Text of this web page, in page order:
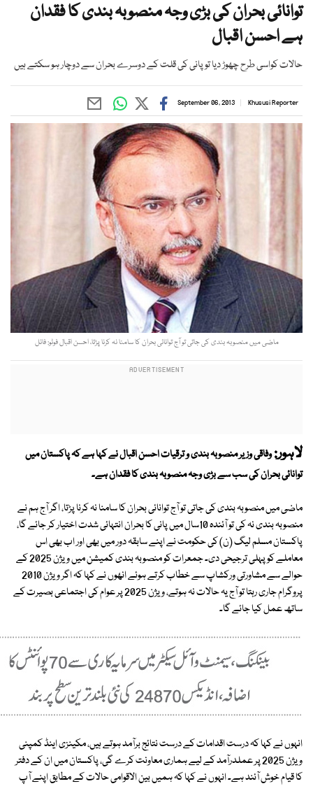
توانائی بحران کی بڑی وجہ منصوبہ بندی کا فقدان
ہے احسن اقبال
حالات کواسی طرح چھوڑ دیا تو پانی کی قلت کے دوسرے بحران سے دوچار ہو سکتے ہیں
Khususi Reporter
September 06, 2013
ماضی میں منصوبہ بندی کی جاتی تو آج توانائی بحران کا سامنا نہ کرنا پڑتا، احسن اقبال فوٹو: فائل
لاہور:وفاقی وزیر منصوبہ بندی و ترقیات احسن اقبال نے کہا ہے کہ پاکستان میں
توانائی بحران کی سب سے بڑی وجہ منصوبہ بندی کا فقدان ہے۔
ماضی میں منصوبہ بندی کی جاتی تو آج توانائی بحران کا سامنا نہ کرنا پڑتا، اگر آج ہم نے
منصوبہ بندی نہ کی تو آئندہ 10سال میں پانی کا بحران انتہائی شدت اختیار کر جائے گا،
پاکستان مسلم لیگ (ن) کی حکومت نے اپنے سابقہ دور میں بھی اور اب بھی اس
معاملے کو پہلی ترجیحی دی۔ جمعرات کو منصوبہ بندی کمیشن میں ویژن 2025 کے
حوالے سے مشاورتی ورکشاپ سے خطاب کرتے ہوئے انھوں نے کہا کہ اگر ویژن 2010
پروگرام جاری رہتا تو آج یہ حالات نہ ہوتے، ویژن 2025 پر عوام کی اجتماعی بصیرت کے
ساتھ عمل کیا جائے گا۔
انہوں نے کہا کہ درست اقدامات کے درست نتائج برآمد ہوتے ہیں، مکینزی اینڈ کمپنی
ویژن 2025 پر عملدرآمد کے لیے ہماری معاونت کرے گی، پاکستان میں ان کے دفتر
کا قیام خوش آئند ہے۔ انہوں نے کہا کہ ہمیں بین الاقوامی حالات کے مطابق اپنے آپ